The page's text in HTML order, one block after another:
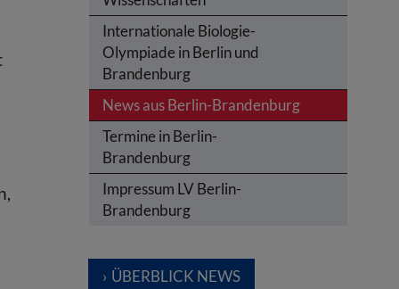
Internationale Biologie-
Olympiade in Berlin und
Brandenburg
News aus Berlin-Brandenburg
Termine in Berlin-
Brandenburg
Impressum LV Berlin-
Brandenburg
ÜBERBLICK NEWS